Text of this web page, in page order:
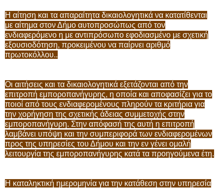
Η αίτηση και τα απαραίτητα δικαιολογητικά να κατατίθενται
με αίτημα στον Δήμο αυτοπροσώπως από τον
ενδιαφερόμενο η με αντιπρόσωπο εφοδιασμένο με σχετική
εξουσιοδότηση, προκειμένου να παίρνει αριθμό
πρωτoκόλλου..
Οι αιτήσεις και τα δικαιολογητικά εξετάζονται από την
επιτροπή εμποροπανήγυρης, η οποία και αποφασίζει για το
ποιοί από τους ενδιαφερομένους πληρούν τα κριτήρια για
την χορήγηση της σχετικής άδειας συμμετοχής στην
εμποροπανήγυρη. Στην απόφασή της αυτή η επιτροπή
λαμβάνει υπόψη και την συμπεριφορά των ενδιαφερομένων
προς της υπηρεσίες του Δήμου και την εν γένει ομαλή
λειτουργία της εμποροπανήγυρης κατά τα προηγούμενα έτη.
Η καταληκτική ημερομηνία για την κατάθεση στην υπηρεσία